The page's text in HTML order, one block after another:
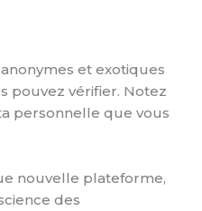
et exotiques
pouvez vérifier. Notez
personnelle que vous
nouvelle plateforme,
des